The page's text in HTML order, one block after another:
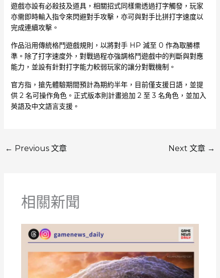
遊戲亦設有必殺技及道具，相關招式同樣需透過打字觸發，玩家
亦需即時輸入指令來閃避對手攻擊，亦可與對手比拼打字速度以
完成連續攻擊。
作品沿用傳統格鬥遊戲規則，以將對手 HP 減至 0 作為取勝標
準。除了打字速度外，對戰過程亦強調格鬥遊戲中的判斷與對應
能力，並設有針對打字能力較弱玩家的讓分對戰機制。
官方指，搶先體驗期間預計為期約半年，目前僅支援日語，並提
供 2 名可操作角色。正式版本則計畫追加 2 至 3 名角色，並加入
英語及中文語言支援。
← Previous 文章 Next 文章 →
相關新聞